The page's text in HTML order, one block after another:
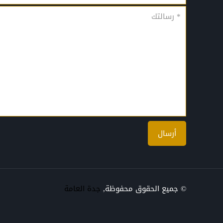
© جميع الحقوق محفوظة, جدة العامة